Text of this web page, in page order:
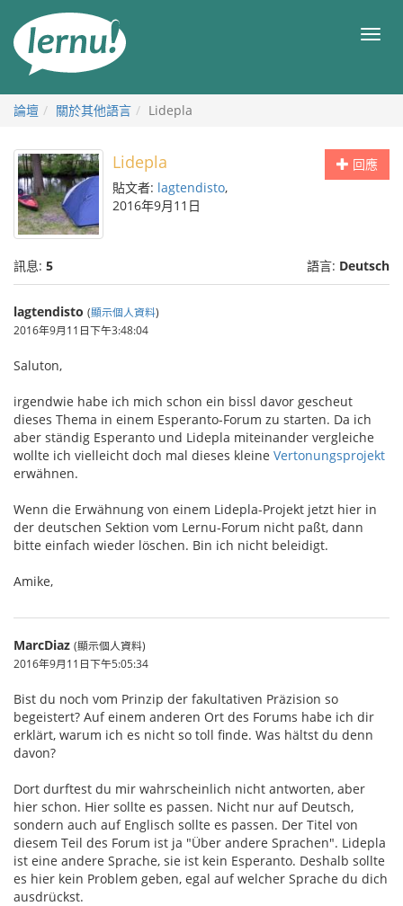
目
論壇 關於其他語言 Lidepla
回應
Lidepla
貼文者: lagtendisto,
2016年9月11日
訊息: 5 語言: Deutsch
lagtendisto (顯示個人資料)
2016年9月11日下午3:48:04
Saluton,
irgendwie habe ich mich schon ein bissl davor gescheut
dieses Thema in einem Esperanto-Forum zu starten. Da ich
aber ständig Esperanto und Lidepla miteinander vergleiche
wollte ich vielleicht doch mal dieses kleine Vertonungsprojekt
erwähnen.
Wenn die Erwähnung von einem Lidepla-Projekt jetzt hier in
der deutschen Sektion vom Lernu-Forum nicht paßt, dann
bitte einfach wieder löschen. Bin ich nicht beleidigt.
Amike,
MarcDiaz (顯示個人資料)
2016年9月11日下午5:05:34
Bist du noch vom Prinzip der fakultativen Präzision so
begeistert? Auf einem anderen Ort des Forums habe ich dir
erklärt, warum ich es nicht so toll finde. Was hältst du denn
davon?
Dort durftest du mir wahrscheinlich nicht antworten, aber
hier schon. Hier sollte es passen. Nicht nur auf Deutsch,
sondern auch auf Englisch sollte es passen. Der Titel von
diesem Teil des Forum ist ja "Über andere Sprachen". Lidepla
ist eine andere Sprache, sie ist kein Esperanto. Deshalb sollte
es hier kein Problem geben, egal auf welcher Sprache du dich
ausdrückst.